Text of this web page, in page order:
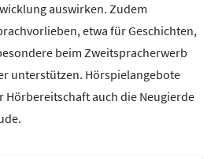
auswirken. Zudem
etwa für Geschichten,
beim Zweitspracherwerb
unterstützen. Hörspielangebote
auch die Neugierde